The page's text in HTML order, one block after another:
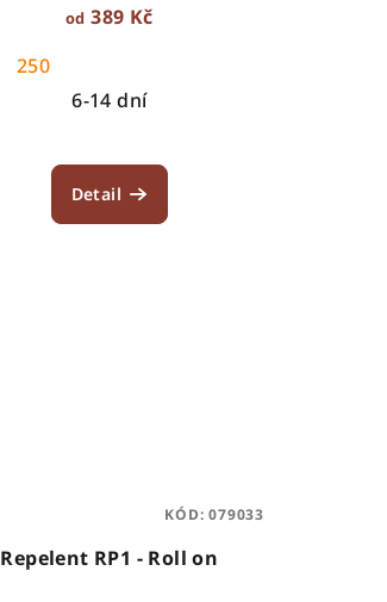
od 389 Kč
250
6-14 dní
Detail
Repelent RP1 - Roll on
KÓD:079033